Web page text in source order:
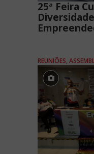
25ª Feira
REUNIÕES,